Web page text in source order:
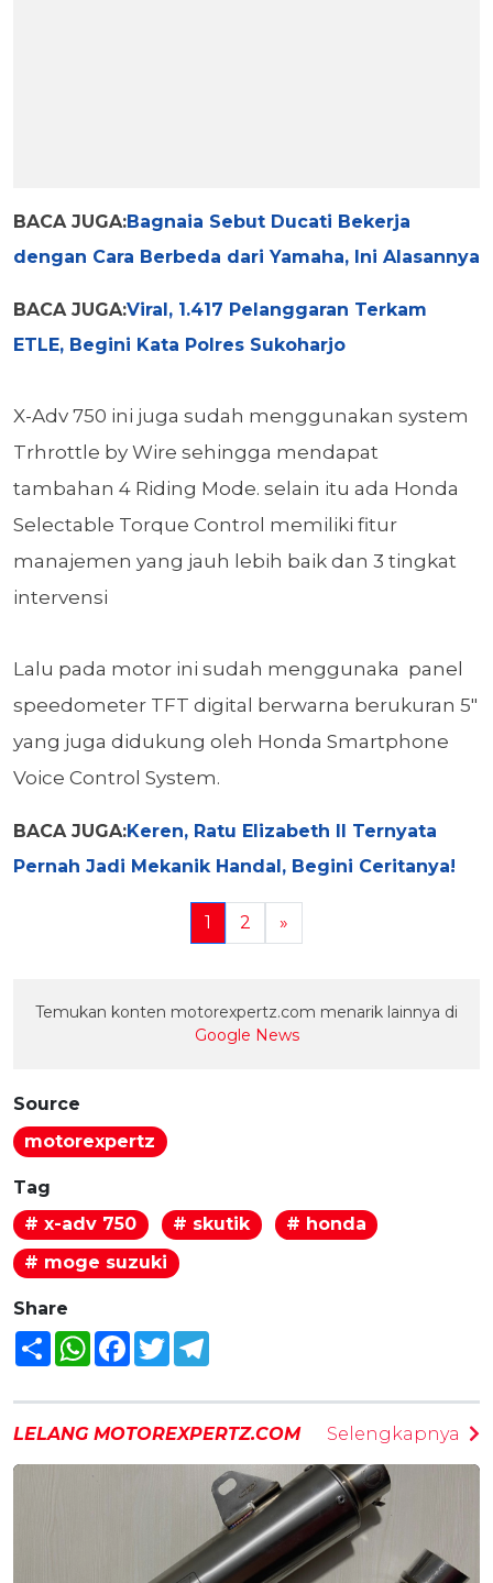
BACA JUGA:Bagnaia Sebut Ducati Bekerja
dengan Cara Berbeda dari Yamaha, Ini Alasannya
BACA JUGA:Viral, 1.417 Pelanggaran Terkam
ETLE, Begini Kata Polres Sukoharjo
X-Adv 750 ini juga sudah menggunakan system
Trhrottle by Wire sehingga mendapat
tambahan 4 Riding Mode. selain itu ada Honda
Selectable Torque Control memiliki fitur
manajemen yang jauh lebih baik dan 3 tingkat
intervensi
Lalu pada motor ini sudah menggunaka panel
speedometer TFT digital berwarna berukuran 5"
yang juga didukung oleh Honda Smartphone
Voice Control System.
BACA JUGA:Keren, Ratu Elizabeth II Ternyata
Pernah Jadi Mekanik Handal, Begini Ceritanya!
1 2 »
Temukan konten motorexpertz.com menarik lainnya di
Google News
Source
motorexpertz
Tag
# x-adv 750
# skutik
# honda
# moge suzuki
Share
Share WhatsAppFacebook
Twitter
LELANG MOTOREXPERTZ.COM Selengkapnya